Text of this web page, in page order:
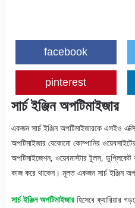
facebook
pinterest
সার্চ ইঞ্জিন অপটিমাইজার
একজন সার্চ ইঞ্জিন অপটিমাইজারকে এসইও
অপটিমাইজার যেকোনো কোম্পানির
অপটিমাইজেশন, ওয়েবমাস্টার টুলস,
কাজ করে থাকেন। মূলত একজন সার্চ ইঞ্জিন
সার্চ ইঞ্জিন অপটিমাইজারহিসেবে ক্যারিয়ার